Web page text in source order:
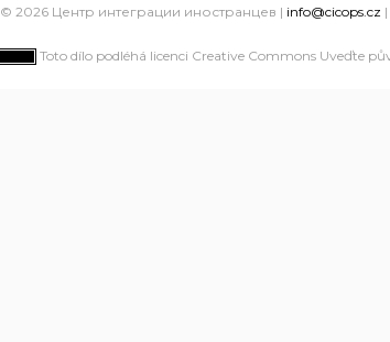
© 2026 Центр интеграции иностранцев | info@cicops.cz
Toto dílo podléhá licenci Creative Commons Uveďte